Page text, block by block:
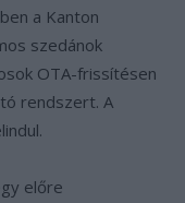
a Kanton
szedánok
OTA-frissítésen
rendszert. A
előre